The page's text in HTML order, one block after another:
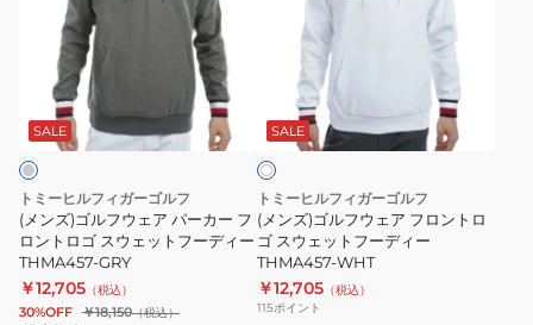
ェ
ア
パ
ー
カ
ー
フ
SALE
トミーヒルフィガーゴルフ
(メンズ)ゴルフウェア パーカー フ
ロントロゴ スウェットフーディー
THMA457-GRY
￥12,705 （税込）
30%OFF ￥18,150（税込）
ェ
ア
フ
ロ
ン
ト
ロ
SALE
ワ
イ
ト
トミーヒルフィガーゴルフ
(メンズ)ゴルフウェア フロントロ
ゴ スウェットフーディー
THMA457-WHT
￥12,705 （税込）
115ポイント